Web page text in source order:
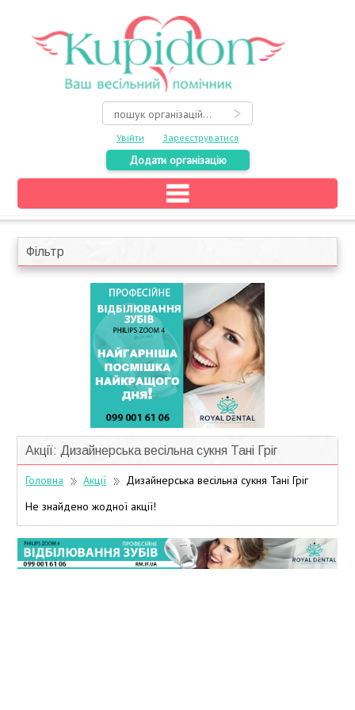
Увійти Зареєструватися
Додати організацію
Головна
Каталог
На карті
Учасники дисконтної програми
Фільтр
Акції: Дизайнерська весільна сукня Тані Гріг
Головна Акції
Дизайнерська весільна сукня Тані Гріг
Не знайдено жодної акції!